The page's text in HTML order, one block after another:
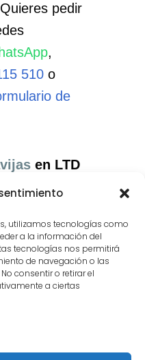
utilizamos tecnologías como
a la información del
tecnologías nos permitirá
de navegación o las
consentir o retirar el
a ciertas
pedir
,
510o
de
en LTD
: el servicio
somos